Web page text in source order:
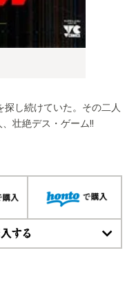
し続けていた。その二人
壮絶デス・ゲーム!!